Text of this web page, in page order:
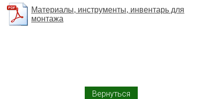
Материалы, инструменты, инвентарь для
монтажа
Вернуться